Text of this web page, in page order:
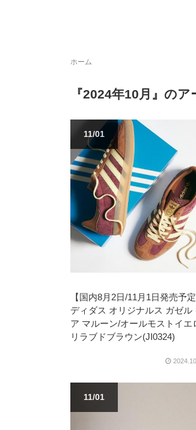
ホーム
『2024年10月』の
11/01
【国内8月2日/11月1日発売予
ディダス オリジナルス ガゼル
ア マルーン/オールモストイエ
リラブドブラウン(JI0324)
11/01